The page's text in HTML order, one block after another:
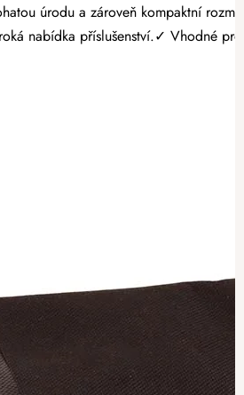
úrodu a zároveň kompaktní
nabídka příslušenství.✓ Vhodné